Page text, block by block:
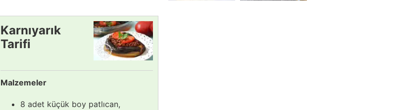
Karnıyarık
Tarifi
Malzemeler
8 adet küçük boy patlıcan,